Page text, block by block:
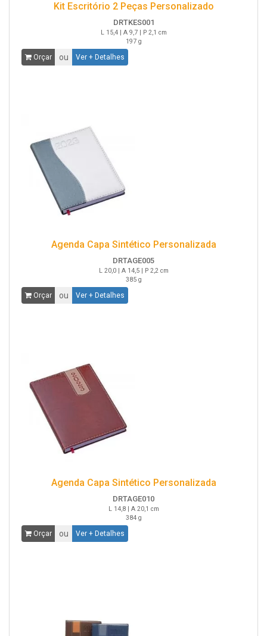
Kit Escritório 2 Peças Personalizado
DRTKES001
L 15,4 | A 9,7 | P 2,1 cm
197 g
Orçar ou Ver + Detalhes
Agenda Capa Sintético Personalizada
DRTAGE005
L 20,0 | A 14,5 | P 2,2 cm
385 g
Orçar ou Ver + Detalhes
Agenda Capa Sintético Personalizada
DRTAGE010
L 14,8 | A 20,1 cm
384 g
Orçar ou Ver + Detalhes